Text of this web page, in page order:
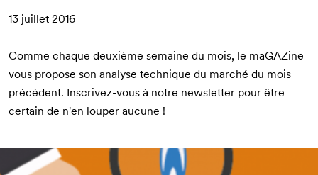
13 juillet 2016
Comme chaque deuxième semaine du mois, le maGAZine
vous propose son analyse technique du marché du mois
précédent. Inscrivez-vous à notre newsletter pour être
certain de n'en louper aucune !